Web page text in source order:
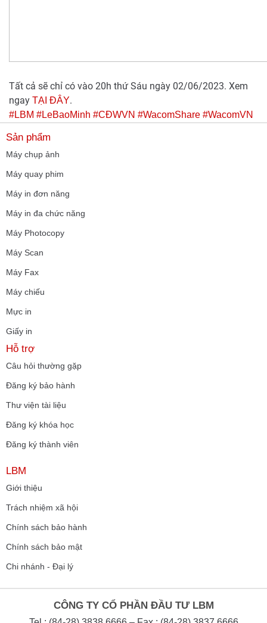
Tất cả sẽ chỉ có vào 20h thứ Sáu ngày 02/06/2023. Xem
ngay TẠI ĐÂY.
#LBM #LeBaoMinh #CĐWVN #WacomShare #WacomVN
Sản phẩm
Máy chụp ảnh
Máy quay phim
Máy in đơn năng
Máy in đa chức năng
Máy Photocopy
Máy Scan
Máy Fax
Máy chiếu
Mực in
Giấy in
Hỗ trợ
Câu hỏi thường gặp
Đăng ký bảo hành
Thư viện tài liệu
Đăng ký khóa học
Đăng ký thành viên
LBM
Giới thiệu
Trách nhiệm xã hội
Chính sách bảo hành
Chính sách bảo mật
Chi nhánh - Đại lý
CÔNG TY CỔ PHẦN ĐẦU TƯ LBM